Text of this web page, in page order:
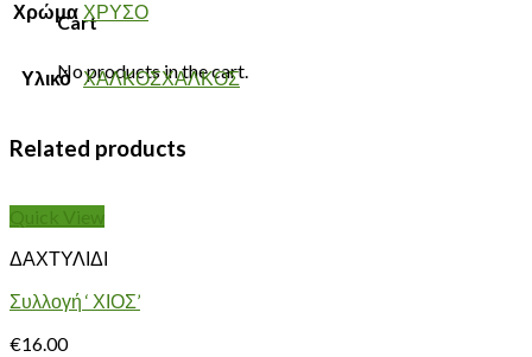
Cart
No products in the cart.
Χρώμα ΧΡΥΣΟ
Υλικό ΧΑΛΚΟΣΧΑΛΚΟΣ
Related products
Quick View
ΔΑΧΤΥΛΙΔΙ
Συλλογή ‘ ΧΙΟΣ’
€16.00